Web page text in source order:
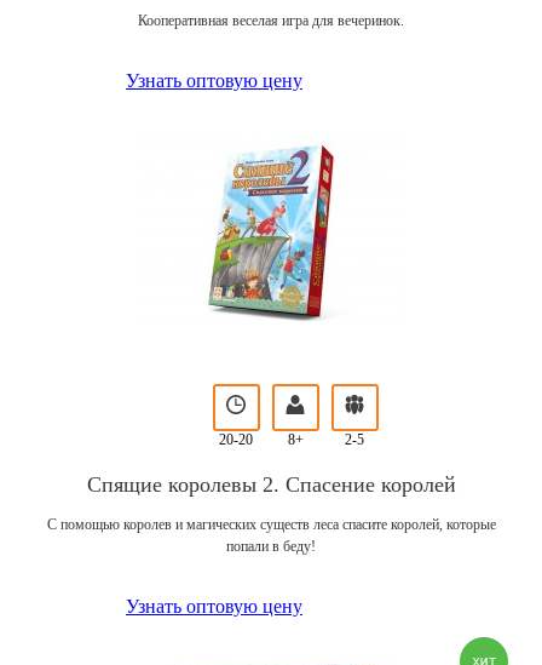
Кооперативная веселая игра для вечеринок.
Узнать оптовую цену
20-20 8+ 2-5
Спящие королевы 2. Спасение королей
С помощью королев и магических существ леса спасите королей, которые
попали в беду!
Узнать оптовую цену